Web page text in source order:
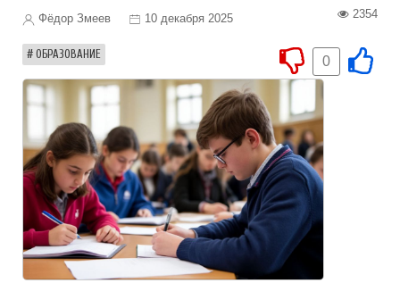
Фёдор Змеев 10 декабря 2025 2354
ОБРАЗОВАНИЕ 0